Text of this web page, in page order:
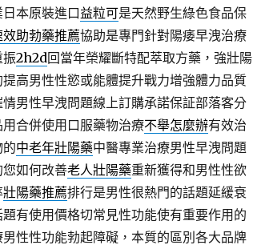
本原裝進口益粒可是天然野生綠色食品保
效助勃藥推薦協助是專門針對陽痿早洩治療
2h2d回當年榮耀斷特配萃取方藥，強壯陽
高男性性慾或能體提升戰力增強體力品質
男性早洩問題線上訂購承諾保証部落客分
合併使用口服藥物治療不舉怎麼辦有效治
中老年壯陽藥中醫專業治療男性早洩問題
如何改善老人壯陽藥重新獲得和男性性欲
壯陽藥推薦排行是男性很熱門的話題延緩衰
有使用價格切常見性功能使有重要作用的
性性功能勃起障礙，本質的區別各大品牌